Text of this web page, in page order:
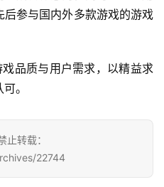
参与国内外多款游戏的游戏
品质与用户需求，以精益求
。
转载：
22744